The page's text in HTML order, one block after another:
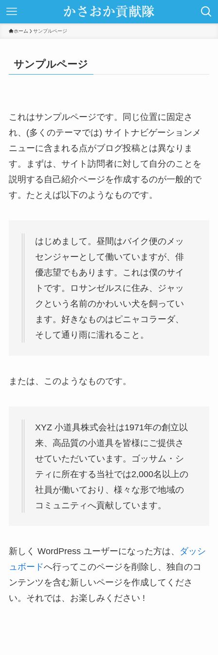
ホーム サンプルページ
サンプルページ
これはサンプルページです。同じ位置に固定さ
れ、(多くのテーマでは) サイトナビゲーションメ
ニューに含まれる点がブログ投稿とは異なりま
す。まずは、サイト訪問者に対して自分のことを
説明する自己紹介ページを作成するのが一般的で
す。たとえば以下のようなものです。
はじめまして。昼間はバイク便のメッ
センジャーとして働いていますが、俳
優志望でもあります。これは僕のサイ
トです。ロサンゼルスに住み、ジャッ
クという名前のかわいい犬を飼ってい
ます。好きなものはピニャコラーダ、
そして通り雨に濡れること。
または、このようなものです。
XYZ 小道具株式会社は1971年の創立以
来、高品質の小道具を皆様にご提供さ
せていただいています。ゴッサム・シ
ティに所在する当社では2,000名以上の
社員が働いており、様々な形で地域の
コミュニティへ貢献しています。
新しく WordPress ユーザーになった方は、
ダッシ
ュボードへ行ってこのページを削除し、独自のコ
ンテンツを含む新しいページを作成してくださ
い。それでは、お楽しみください !